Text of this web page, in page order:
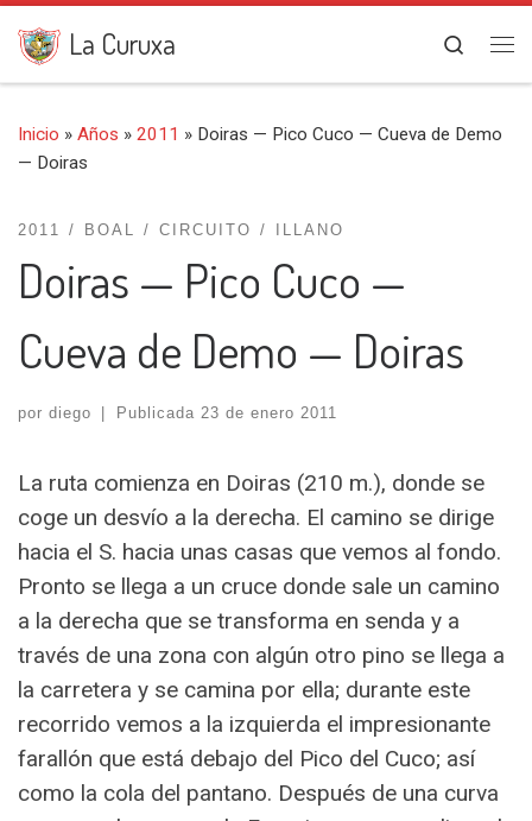
Saltar al contenido
La Curuxa
Search
Inicio » Años » 2011 » Doiras — Pico Cuco — Cueva de Demo
— Doiras
2011 BOAL CIRCUITO ILLANO
Doiras — Pico Cuco —
Cueva de Demo — Doiras
por diego Publicada 23 de enero 2011
La ruta comienza en Doiras (210 m.), donde se
coge un desvío a la derecha. El camino se dirige
hacia el S. hacia unas casas que vemos al fondo.
Pronto se llega a un cruce donde sale un camino
a la derecha que se transforma en senda y a
través de una zona con algún otro pino se llega a
la carretera y se camina por ella; durante este
recorrido vemos a la izquierda el impresionante
farallón que está debajo del Pico del Cuco; así
como la cola del pantano. Después de una curva